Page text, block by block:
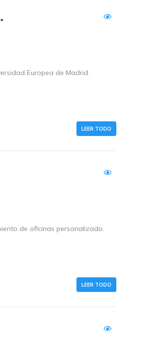
Europea de Madrid.
LEER TODO
de oficinas personalizado.
LEER TODO